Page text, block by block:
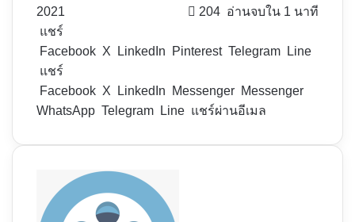
2021
204 อ่านจบใน 1 นาที
แชร์
Facebook X LinkedIn Pinterest Telegram
Line
แชร์
Facebook X LinkedIn Messenger Messenger
WhatsApp Telegram Line แชร์ผ่านอีเมล